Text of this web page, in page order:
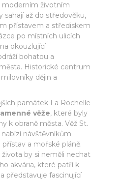
moderním životním
sahají až do středověku,
přístavem a střediskem
po místních ulicích
okouzlující
bohatou a
Historické centrum
dějin a
památek La Rochelle
věže, které byly
k obraně města. Věž St.
nabízí návštěvníkům
a mořské pláně.
by si neměli nechat
akvária, které patří k
představuje fascinující